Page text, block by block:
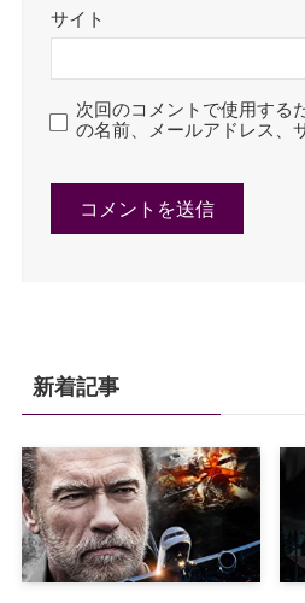
サイト
次回のコメントで使用する
の名前、メールアドレス、
新着記事